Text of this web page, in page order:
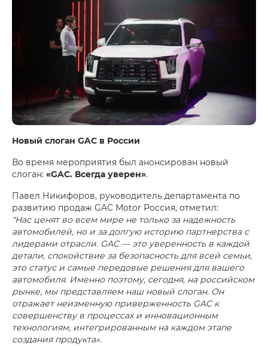
Новый слоган GAC в России
Во время мероприятия был анонсирован новый
слоган: «GAC. Всегда уверен».
Павел Никифоров, руководитель департамента по
развитию продаж GAC Motor Россия, отметил:
"Нас ценят во всем мире не только за надежность
автомобилей, но и за долгую историю партнерства с
лидерами отрасли. GAC — это уверенность в каждой
детали, спокойствие за безопасность для всей семьи,
это статус и самые передовые решения для вашего
автомобиля. Именно поэтому, сегодня, на российском
рынке, мы представляем наш новый слоган. Он
отражает неизменную приверженность GAC к
совершенству в процессах и инновационным
технологиям, интегрированным на каждом этапе
создания продукта».